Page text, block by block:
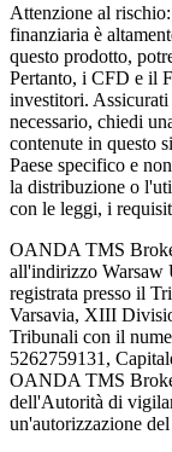
Attenzione al
finanziaria è
questo prodotto,
Pertanto, i CFD e il
investitori. Assicurati
necessario, chiedi
contenute in questo
Paese specifico e
la distribuzione o
con le leggi, i
OANDA TMS
all'indirizzo Warsaw
registrata presso il
Varsavia, XIII
Tribunali con il
5262759131,
OANDA TMS
dell'Autorità di
un'autorizzazione